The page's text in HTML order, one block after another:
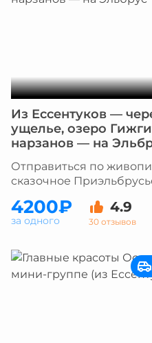
Из Ессентуков —
ущелье, озеро
нарзанов — на
Отправиться по
сказочное
4200₽ 4.9
30 отзывов
за одного